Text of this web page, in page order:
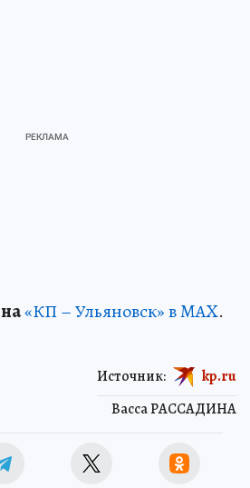
«КП – Ульяновск» в MAX.
Васса РАССАДИНА
Источник: kp.ru